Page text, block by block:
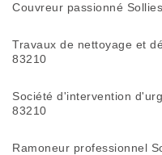
Couvreur passionné
Travaux de nettoyage et
83210
Société d'intervention
83210
Ramoneur professionnel